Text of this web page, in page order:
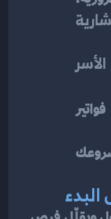
الأسر
تشترط فواتير